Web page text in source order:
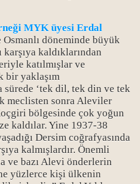
MYK üyesi Erdal
döneminde büyük
kaldıklarından
katılmışlar ve
bir yaklaşım
‘tek dil, tek din ve tek
meclisten sonra Aleviler
bölgesinde çok yoğun
kaldılar. Yine 1937-38
Dersim coğrafyasında
kalmışlardır. Önemli
ve bazı Alevi önderlerin
yüzlerce kişi ülkenin